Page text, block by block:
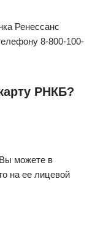
Ренессанс
8-800-100-
РНКБ?
можете в
на ее лицевой